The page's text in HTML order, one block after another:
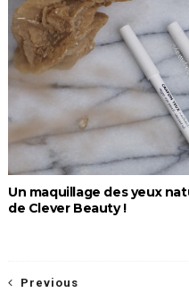
Un maquillage des yeux
de Clever Beauty !
Previous